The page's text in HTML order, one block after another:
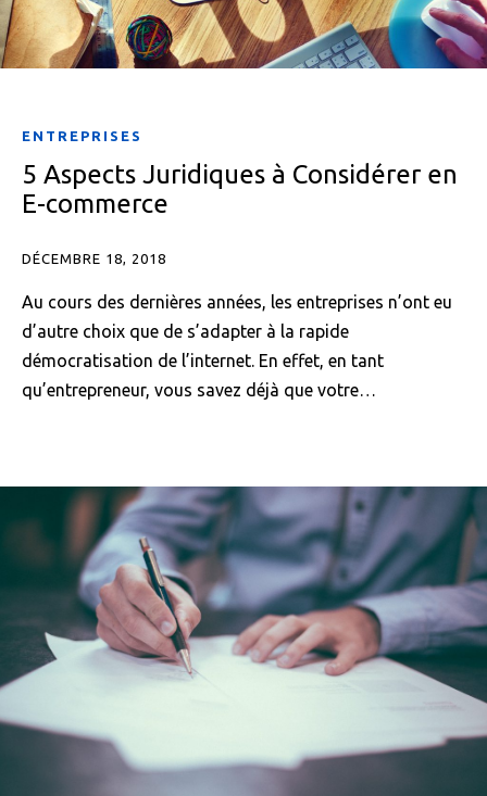
ENTREPRISES
5 Aspects Juridiques à Considérer en
E-commerce
DÉCEMBRE 18, 2018
Au cours des dernières années, les entreprises n’ont eu
d’autre choix que de s’adapter à la rapide
démocratisation de l’internet. En effet, en tant
qu’entrepreneur, vous savez déjà que votre…